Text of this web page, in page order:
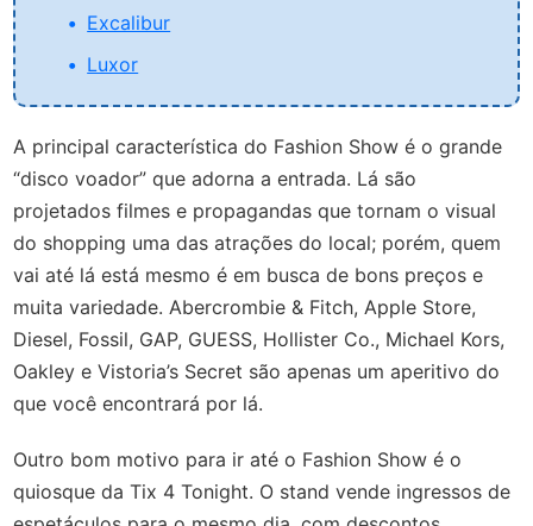
Excalibur
Luxor
A principal característica do Fashion Show é o grande
“disco voador” que adorna a entrada. Lá são
projetados filmes e propagandas que tornam o visual
do shopping uma das atrações do local; porém, quem
vai até lá está mesmo é em busca de bons preços e
muita variedade. Abercrombie & Fitch, Apple Store,
Diesel, Fossil, GAP, GUESS, Hollister Co., Michael Kors,
Oakley e Vistoria’s Secret são apenas um aperitivo do
que você encontrará por lá.
Outro bom motivo para ir até o Fashion Show é o
quiosque da Tix 4 Tonight. O stand vende ingressos de